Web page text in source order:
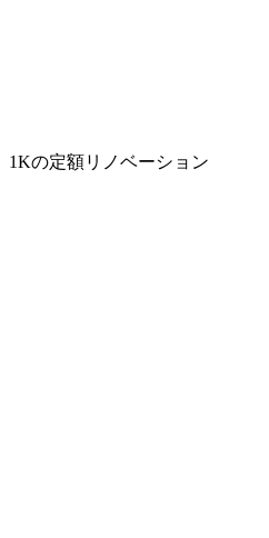
1Kの定額リノベーション